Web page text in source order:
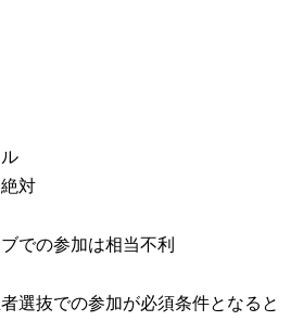
対
での参加は相当不利
選抜での参加が必須条件となると